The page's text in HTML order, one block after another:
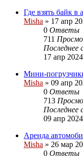
Где взять байк в
Misha » 17 апр
0 Ответы
711
Последнее
17 апр
Мини-
Misha » 09 апр
0 Ответы
713
Последнее
09 апр
Аренда
Misha » 26 мар
0 Ответы